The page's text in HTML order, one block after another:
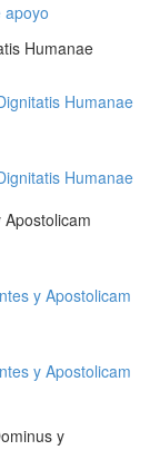
apoyo
Humanae
Humanae
Humanae
y Apostolicam
y Apostolicam
y